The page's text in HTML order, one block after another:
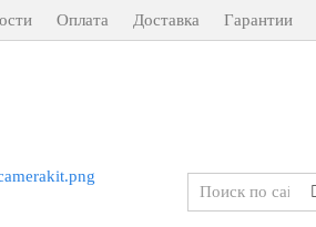
Оплата Доставка Гарантии